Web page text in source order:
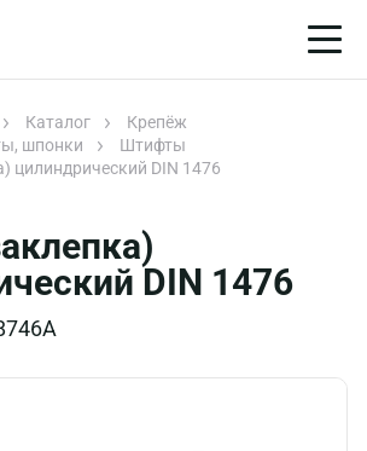
Каталог
Крепёж
шпонки
Штифты
цилиндрический DIN 1476
DIN 1476